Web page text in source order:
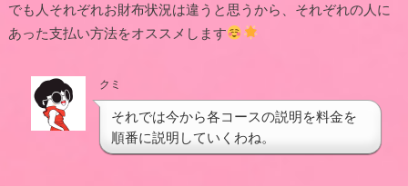
でも人それぞれお財布状況は違うと思うから、それぞれの人に
あった支払い方法をオススメします
クミ
それでは今から各コースの説明を料金を
順番に説明していくわね。